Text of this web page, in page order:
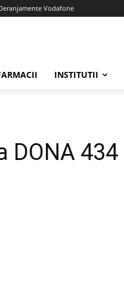
Vodafone
INSTITUTII
DONA 434